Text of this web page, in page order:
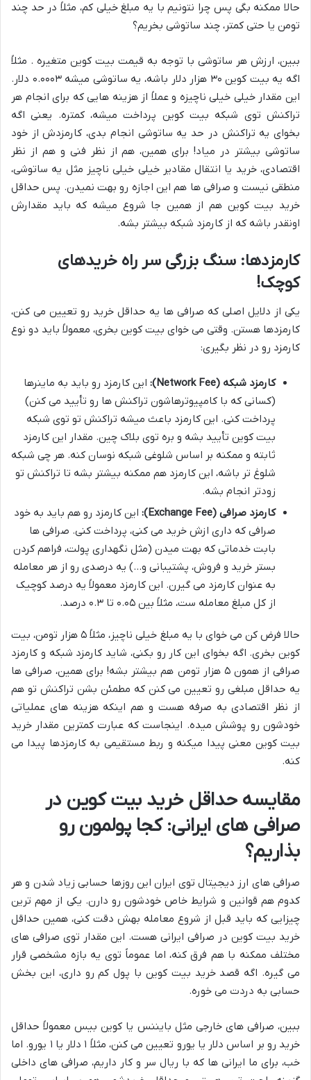
حالا ممکنه بگی پس چرا نتونیم با یه مبلغ خیلی کم، مثلاً در حد چند
تومن یا حتی کمتر، چند ساتوشی بخریم؟
ببین، ارزش هر ساتوشی با توجه به قیمت بیت کوین متغیره . مثلاً
اگه یه بیت کوین ۳۰ هزار دلار باشه، یه ساتوشی میشه ۰.۰۰۰۳ دلار.
این مقدار خیلی خیلی ناچیزه و عملاً از هزینه هایی که برای انجام هر
تراکنش توی شبکه بیت کوین پرداخت میشه، کمتره. یعنی اگه
بخوای یه تراکنش در حد یه ساتوشی انجام بدی، کارمزدش از خود
ساتوشی بیشتر در میاد! برای همین، هم از نظر فنی و هم از نظر
اقتصادی، خرید یا انتقال مقادیر خیلی خیلی ناچیز مثل یه ساتوشی،
منطقی نیست و صرافی ها هم این اجازه رو بهت نمیدن. پس حداقل
خرید بیت کوین هم از همین جا شروع میشه که باید مقدارش
اونقدر باشه که از کارمزد شبکه بیشتر بشه.
کارمزدها: سنگ بزرگی سر راه خریدهای
کوچک!
یکی از دلایل اصلی که صرافی ها یه حداقل خرید رو تعیین می کنن،
کارمزدها هستن. وقتی می خوای بیت کوین بخری، معمولاً باید دو نوع
کارمزد رو در نظر بگیری:
کارمزد شبکه (Network Fee):
این کارمزد رو باید به ماینرها
(کسانی که با کامپیوترهاشون تراکنش ها رو تأیید می کنن)
پرداخت کنی. این کارمزد باعث میشه تراکنش تو توی شبکه
بیت کوین تأیید بشه و بره توی بلاک چین. مقدار این کارمزد
ثابته و ممکنه بر اساس شلوغی شبکه نوسان کنه. هر چی شبکه
شلوغ تر باشه، این کارمزد هم ممکنه بیشتر بشه تا تراکنش تو
زودتر انجام بشه.
کارمزد صرافی (Exchange Fee):
این کارمزد رو هم باید به خود
صرافی که داری ازش خرید می کنی، پرداخت کنی. صرافی ها
بابت خدماتی که بهت میدن (مثل نگهداری پولت، فراهم کردن
بستر خرید و فروش، پشتیبانی و…) یه درصدی رو از هر معامله
به عنوان کارمزد می گیرن. این کارمزد معمولاً یه درصد کوچیک
از کل مبلغ معامله ست، مثلاً بین ۰.۰۵ تا ۰.۳ درصد.
حالا فرض کن می خوای با یه مبلغ خیلی ناچیز، مثلاً ۵ هزار تومن، بیت
کوین بخری. اگه بخوای این کار رو بکنی، شاید کارمزد شبکه و کارمزد
صرافی از همون ۵ هزار تومن هم بیشتر بشه! برای همین، صرافی ها
یه حداقل مبلغی رو تعیین می کنن که مطمئن بشن تراکنش تو هم
از نظر اقتصادی به صرفه هست و هم اینکه هزینه های عملیاتی
خودشون رو پوشش میده. اینجاست که عبارت کمترین مقدار خرید
بیت کوین معنی پیدا میکنه و ربط مستقیمی به کارمزدها پیدا می
کنه.
مقایسه حداقل خرید بیت کوین در
صرافی های ایرانی: کجا پولمون رو
بذاریم؟
صرافی های ارز دیجیتال توی ایران این روزها حسابی زیاد شدن و هر
کدوم هم قوانین و شرایط خاص خودشون رو دارن. یکی از مهم ترین
چیزایی که باید قبل از شروع معامله بهش دقت کنی، همین حداقل
خرید بیت کوین در صرافی ایرانی هست. این مقدار توی صرافی های
مختلف ممکنه با هم فرق کنه، اما عموماً توی یه بازه مشخصی قرار
می گیره. اگه قصد خرید بیت کوین با پول کم رو داری، این بخش
حسابی به دردت می خوره.
ببین، صرافی های خارجی مثل بایننس یا کوین بیس معمولاً حداقل
خرید رو بر اساس دلار یا یورو تعیین می کنن، مثلاً ۱ دلار یا ۱ یورو. اما
خب، برای ما ایرانی ها که با ریال سر و کار داریم، صرافی های داخلی